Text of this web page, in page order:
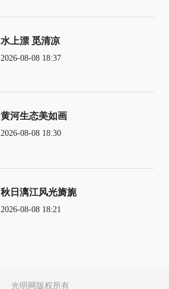
水上漂 觅清凉
2026-08-08 18:37
黄河生态美如画
2026-08-08 18:30
秋日漓江风光旖旎
2026-08-08 18:21
光明网版权所有